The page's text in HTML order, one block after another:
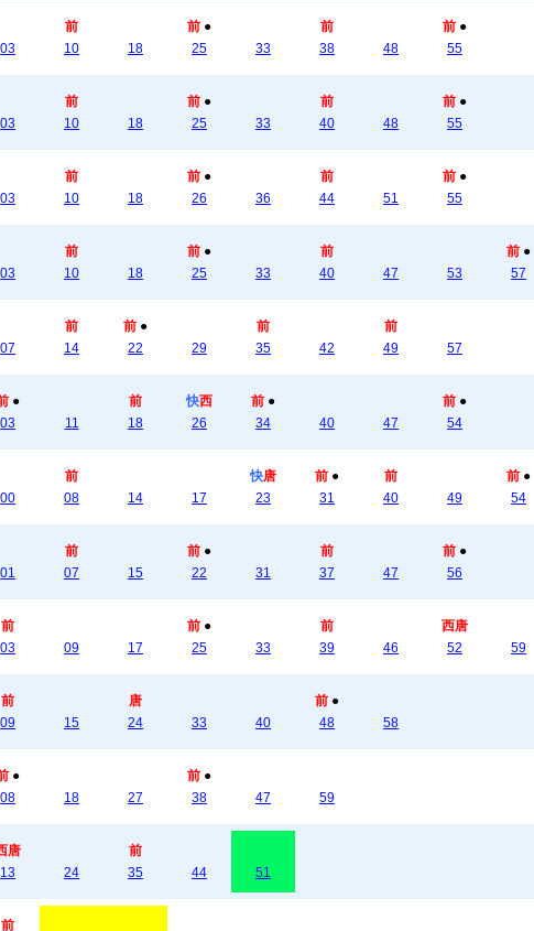
03
前
10
18
前 ●
25
33
前
38
48
前 ●
55
03
前
10
18
前 ●
25
33
前
40
48
前 ●
55
03
前
10
18
前 ●
26
36
前
44
51
前 ●
55
03
前
10
18
前 ●
25
33
前
40
47 53
前 ●
57
07
前
14
前 ●
22
29
前
35
42
前
49
57
●
03
11
前
18
快西
26
前 ●
34
40 47
前 ●
54
00
前
08
14 17
快唐
23
前 ●
31
前
40
49
前 ●
54
01
前
07
15
前 ●
22
31
前
37
47
前 ●
56
前
03
09 17
前 ●
25
33
前
39
46
西唐
52
59
前
09
15
唐
24
33 40
前 ●
48
58
●
08
18 27
前 ●
38
47 59
唐
13
24
前
35
44 51
前